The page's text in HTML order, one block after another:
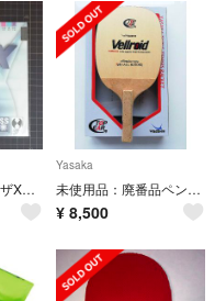
卓球ラバー ラクザXソフト
Yasaka
未使用品：廃番品ペンラケット『ヴェルロイド』
¥ 8,500